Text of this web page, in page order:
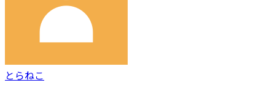
とらねこ